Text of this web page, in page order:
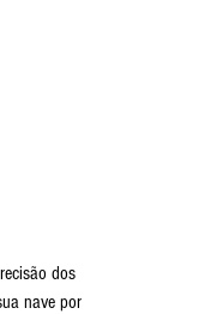
dos
nave por